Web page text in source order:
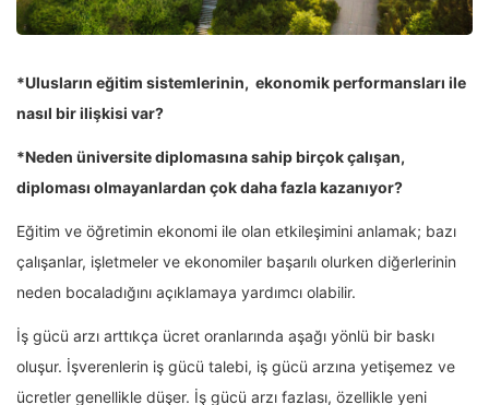
*Ulusların eğitim sistemlerinin, ekonomik performansları ile
nasıl bir ilişkisi var?
*Neden üniversite diplomasına sahip birçok çalışan,
diploması olmayanlardan çok daha fazla kazanıyor?
Eğitim ve öğretimin ekonomi ile olan etkileşimini anlamak; bazı
çalışanlar, işletmeler ve ekonomiler başarılı olurken diğerlerinin
neden bocaladığını açıklamaya yardımcı olabilir.
İş gücü arzı arttıkça ücret oranlarında aşağı yönlü bir baskı
oluşur. İşverenlerin iş gücü talebi, iş gücü arzına yetişemez ve
ücretler genellikle düşer. İş gücü arzı fazlası, özellikle yeni